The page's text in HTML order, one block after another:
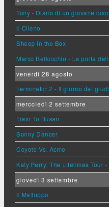
Tony - Diario di un giovane
Il Cileno
Sheep in the Box
Marco Bellocchio - La porta
venerdì 28 agosto
Terminator 2 - Il giorno del
mercoledì 2 settembre
Train To Busan
Sunny Dancer
Coyote Vs. Acme
Katy Perry: The Lifetimes Tour
giovedì 3 settembre
Il Malloppo